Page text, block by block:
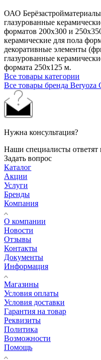
ОАО
глазурованные
форматов 200х300 и
керамические для пола
декоративные элементы
глазурованные
формата 250х125 м.
Все товары категории
Все товары бренда Beryoza
Нужна консультация?
Наши специалисты
Задать вопрос
Каталог
Акции
Услуги
Бренды
Компания
О компании
Новости
Отзывы
Контакты
Документы
Информация
Магазины
Условия оплаты
Условия доставки
Гарантия на товар
Реквизиты
Политика
Возможности
Помощь